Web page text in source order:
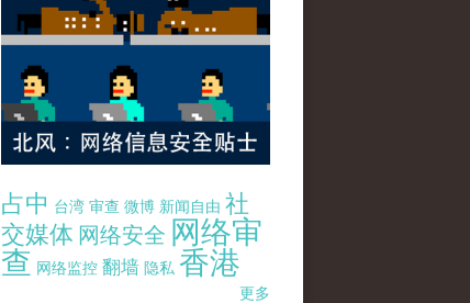
占中 台湾 审查 微博 新闻自由 社
交媒体 网络安全 网络审
查 网络监控 翻墙 隐私 香港
更多